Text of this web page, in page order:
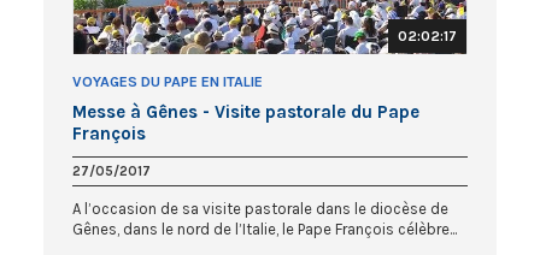
02:02:17
VOYAGES DU PAPE EN ITALIE
Messe à Gênes - Visite pastorale du Pape
François
27/05/2017
A l’occasion de sa visite pastorale dans le diocèse de
Gênes, dans le nord de l’Italie, le Pape François célèbre...